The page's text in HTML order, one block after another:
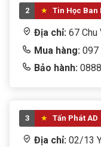
2 Tin Học Ban
Địa chỉ: 67 Chu
Mua hàng: 097
Bảo hành:
3 Tấn Phát AD
Địa chỉ: 02/13